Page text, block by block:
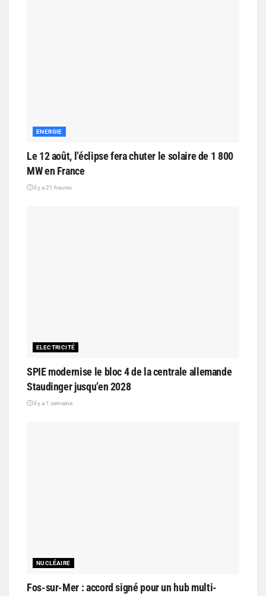
ENERGIE
Le 12 août, l’éclipse fera chuter le solaire de 1 800
MW en France
il y a 21 heures
ELECTRICITÉ
SPIE modernise le bloc 4 de la centrale allemande
Staudinger jusqu’en 2028
il y a 1 semaine
NUCLÉAIRE
Fos-sur-Mer : accord signé pour un hub multi-